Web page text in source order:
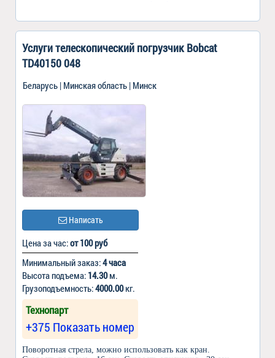
Услуги телескопический погрузчик Bobcat
TD40150 048
Беларусь | Минская область | Минск
Написать
Цена за час:от 100 руб
Минимальный заказ:4 часа
Высота подъема: 14.30м.
Грузоподъемность:4000.00кг.
Технопарт
+375 Показать номер
Поворотная стрела, можно использовать как кран.